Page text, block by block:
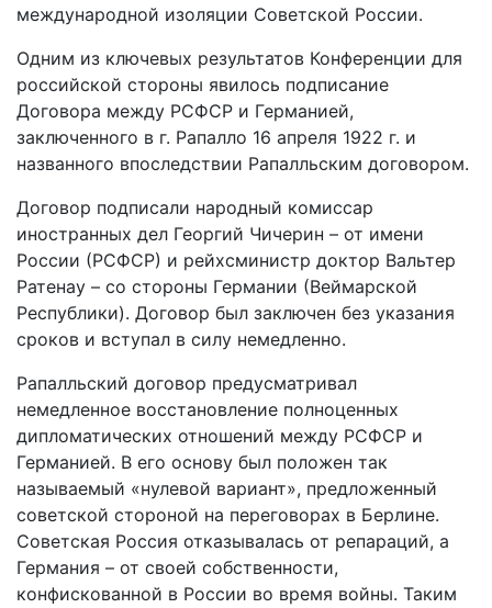
международной изоляции Советской России.
Одним из ключевых результатов Конференции для
российской стороны явилось подписание
Договора между РCФСР и Германией,
заключенного в г. Рапалло 16 апреля 1922 г. и
названного впоследствии Рапалльским договором.
Договор подписали народный комиссар
иностранных дел Георгий Чичерин – от имени
России (РСФСР) и рейхсминистр доктор Вальтер
Ратенау – со стороны Германии (Веймарской
Республики). Договор был заключен без указания
сроков и вступал в силу немедленно.
Рапалльский договор предусматривал
немедленное восстановление полноценных
дипломатических отношений между РСФСР и
Германией. В его основу был положен так
называемый «нулевой вариант», предложенный
советской стороной на переговорах в Берлине.
Советская Россия отказывалась от репараций, а
Германия – от своей собственности,
конфискованной в России во время войны. Таким